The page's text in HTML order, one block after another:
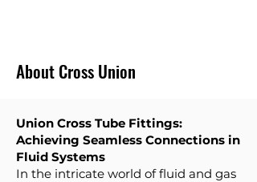
About Cross Union
Union Cross Tube Fittings:
Achieving Seamless Connections in
Fluid Systems
In the intricate world of fluid and gas